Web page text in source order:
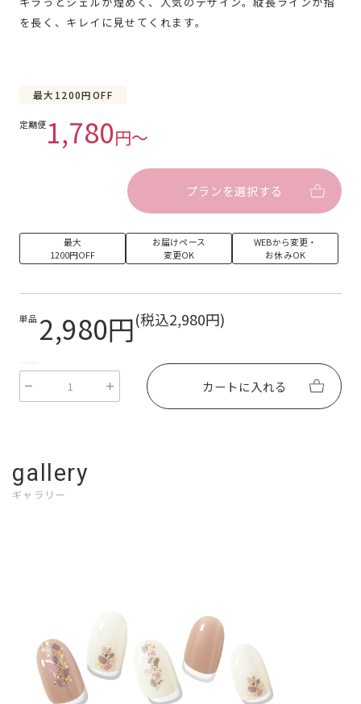
を長く、キレイに見せてくれます。
最大1200円OFF
定期便1,780円〜
プランを選択する
最大
1200円OFF
お届けペース
変更OK
WEBから変更・
お休みOK
単品 2,980円(税込2,980円)
カートに入れる
gallery
ギャラリー